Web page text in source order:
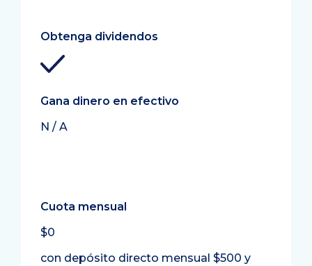
Obtenga dividendos
Gana dinero en efectivo
N / A
Cuota mensual
$0
con depósito directo mensual $500 y